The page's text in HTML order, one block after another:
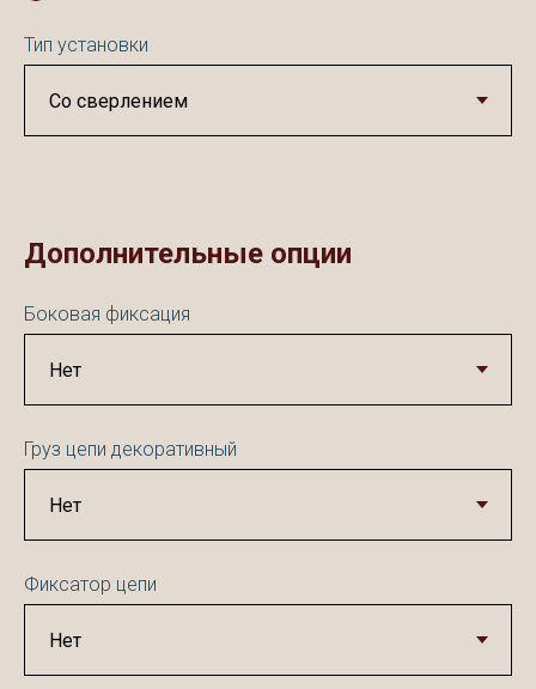
Тип установки
Дополнительные опции
Боковая фиксация
Груз цепи декоративный
Фиксатор цепи